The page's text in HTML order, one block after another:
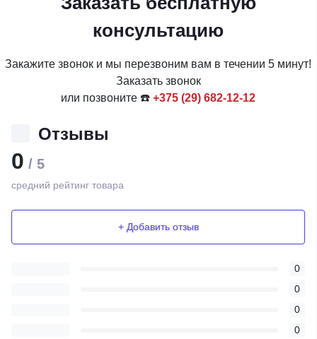
консультацию
Закажите звонок и мы перезвоним вам в течении 5 минут!
Заказать звонок
или позвоните ☎️ +375 (29) 682-12-12
Отзывы
0 / 5
средний рейтинг товара
+ Добавить отзыв
0
0
0
0